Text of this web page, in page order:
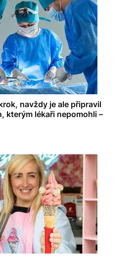
navždy je ale připravil
kterým lékaři nepomohli –